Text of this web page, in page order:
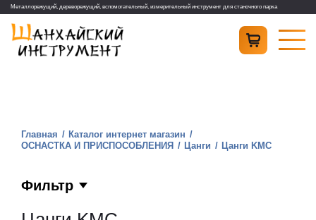
Металлорежущий, дереворежущий, вспомогательный, измерительный инструмент для станочного парка
Главная
Каталог интернет магазин
ОСНАСТКА И ПРИСПОСОБЛЕНИЯ
Цанги Цанги KMС
Фильтр